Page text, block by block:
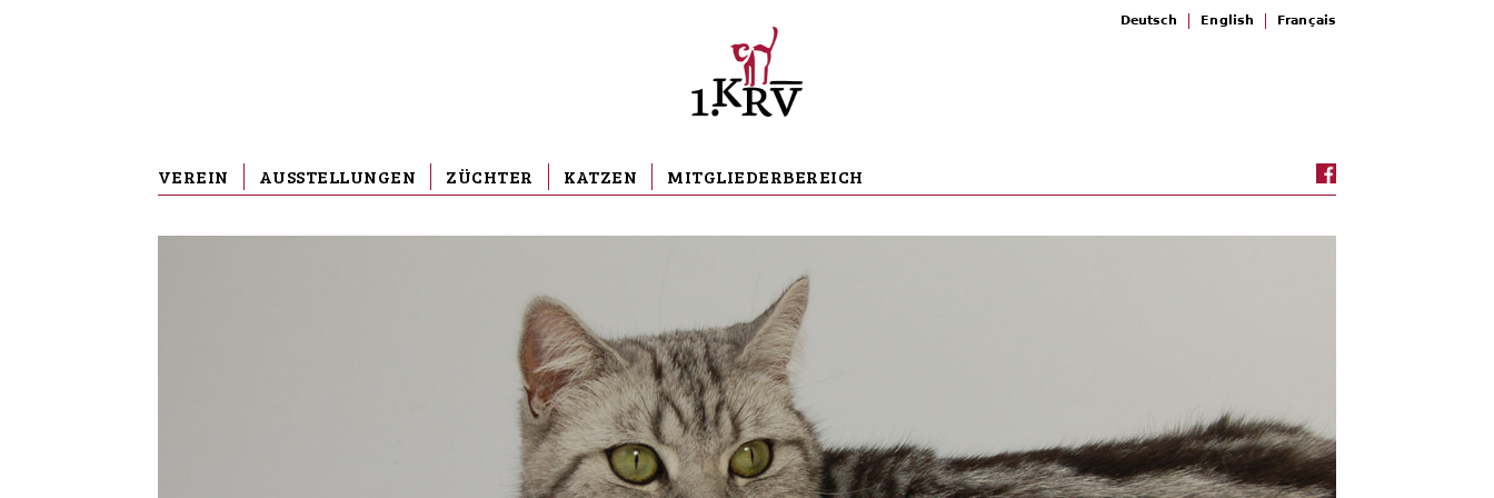
VEREIN AUSSTELLUNGEN ZÜCHTER KATZEN MITGLIEDERBEREICH
Deutsch English Français